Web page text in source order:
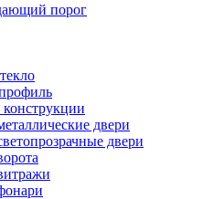
порог
двери
двери